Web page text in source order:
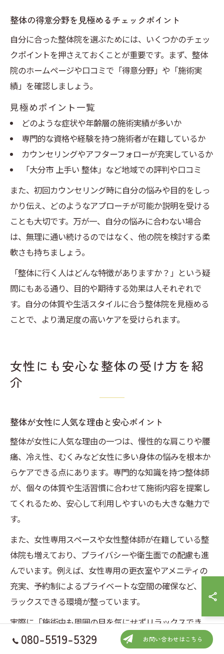
整体の得意分野を見極めるチェックポイント
自分に合った整体院を選ぶためには、いくつかのチェッ
クポイントを押さえておくことが重要です。まず、整体
院のホームページや口コミで「得意分野」や「施術実
績」を確認しましょう。
見極めポイント一覧
どのような症状や年齢層の施術実績が多いか
専門的な資格や経験を持つ施術者が在籍しているか
カウンセリングやアフターフォローが充実しているか
「大分市 上手い 整体」など地域での評判や口コミ
また、初回カウンセリング時に自分の悩みや目的をしっ
かり伝え、どのようなアプローチが可能か説明を受ける
ことも大切です。万が一、自分の悩みに合わない場合
は、無理に通い続けるのではなく、他の院を検討する柔
軟さも持ちましょう。
「整体に行く人はどんな特徴がありますか？」という疑
問にもある通り、目的や期待する効果は人それぞれで
す。自分の体質や生活スタイルに合う整体院を見極める
ことで、より満足度の高いケアを受けられます。
女性にも安心な整体の受け方を紹
介
整体が女性に人気な理由と安心ポイント
整体が女性に人気な理由の一つは、慢性的な肩こりや腰
痛、冷え性、むくみなど女性に多い身体の悩みを根本か
らケアできる点にあります。専門的な知識を持つ整体師
が、個々の体質や生活習慣に合わせて施術内容を提案し
てくれるため、安心して利用しやすいのも大きな魅力で
す。
また、女性専用スペースや女性整体師が在籍している整
体院も増えており、プライバシーや衛生面での配慮も進
んでいます。例えば、女性専用の更衣室やアメニティの
充実、予約制によるプライベートな空間の確保など、リ
ラックスできる環境が整っています。
実際に「施術中も周囲の目を気にせずリラックスでき
た」「女性の悩みに共感してもらえた」などの口コミも
080-5519-5329 お問い合わせはこちら